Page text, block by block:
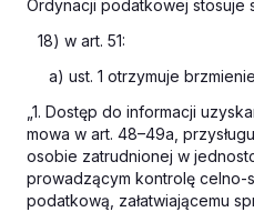
Ordynacji podatkowej stosuje
18) w art. 51:
a) ust. 1 otrzymuje
„1. Dostęp do informacji
mowa w art. 48–49a,
osobie zatrudnionej w
prowadzącym kontrolę celno-
podatkową, załatwiającemu